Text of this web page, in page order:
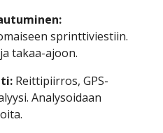
sprinttiviestiin.
takaa-ajoon.
Reittipiirros, GPS-
Analysoidaan